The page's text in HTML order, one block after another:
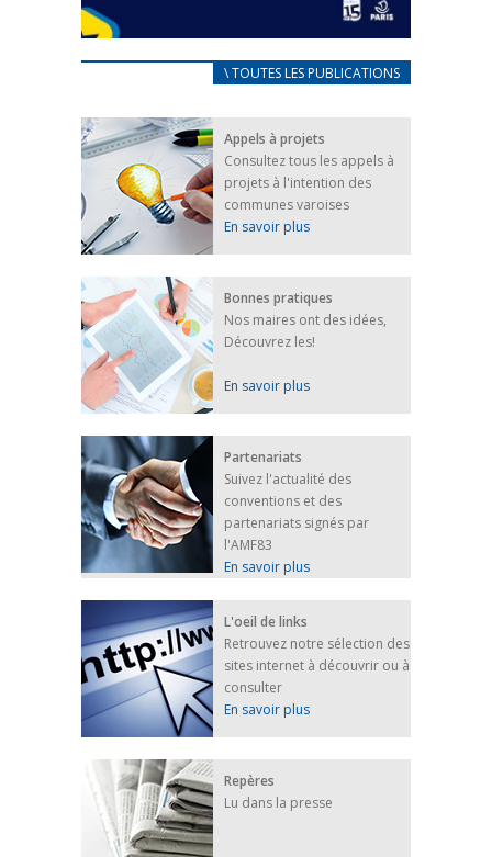
CARNET D’ACCUEIL
25 avril 2022
Afin d’accompagner au mieux les réfugiés
ukrainiens arrivés en France,...
FEUILLETER
\ TOUTES LES PUBLICATIONS
Appels à projets
Consultez tous les appels à
projets à l'intention des
communes varoises
En savoir plus
Bonnes pratiques
Nos maires ont des idées,
Découvrez les!
En savoir plus
Partenariats
Suivez l'actualité des
conventions et des
partenariats signés par
l'AMF83
En savoir plus
L'oeil de links
Retrouvez notre sélection des
sites internet à découvrir ou à
consulter
En savoir plus
Repères
Lu dans la presse